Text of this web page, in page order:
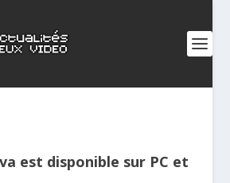
est disponible sur PC et